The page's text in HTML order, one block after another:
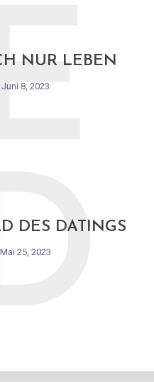
NUR LEBEN
Juni 8, 2023
DES DATINGS
Mai 25, 2023